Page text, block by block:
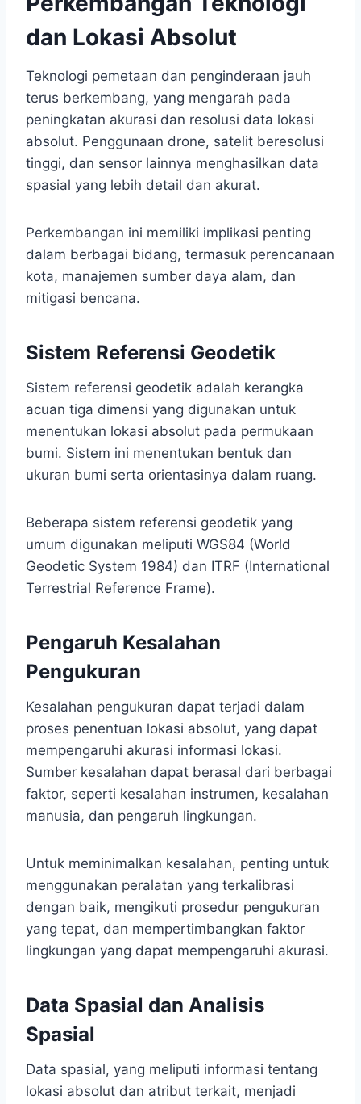
dan Lokasi Absolut
Teknologi pemetaan dan penginderaan jauh
terus berkembang, yang mengarah pada
peningkatan akurasi dan resolusi data lokasi
absolut. Penggunaan drone, satelit beresolusi
tinggi, dan sensor lainnya menghasilkan data
spasial yang lebih detail dan akurat.
Perkembangan ini memiliki implikasi penting
dalam berbagai bidang, termasuk perencanaan
kota, manajemen sumber daya alam, dan
mitigasi bencana.
Sistem Referensi Geodetik
Sistem referensi geodetik adalah kerangka
acuan tiga dimensi yang digunakan untuk
menentukan lokasi absolut pada permukaan
bumi. Sistem ini menentukan bentuk dan
ukuran bumi serta orientasinya dalam ruang.
Beberapa sistem referensi geodetik yang
umum digunakan meliputi WGS84 (World
Geodetic System 1984) dan ITRF (International
Terrestrial Reference Frame).
Pengaruh Kesalahan
Pengukuran
Kesalahan pengukuran dapat terjadi dalam
proses penentuan lokasi absolut, yang dapat
mempengaruhi akurasi informasi lokasi.
Sumber kesalahan dapat berasal dari berbagai
faktor, seperti kesalahan instrumen, kesalahan
manusia, dan pengaruh lingkungan.
Untuk meminimalkan kesalahan, penting untuk
menggunakan peralatan yang terkalibrasi
dengan baik, mengikuti prosedur pengukuran
yang tepat, dan mempertimbangkan faktor
lingkungan yang dapat mempengaruhi akurasi.
Data Spasial dan Analisis
Spasial
Data spasial, yang meliputi informasi tentang
lokasi absolut dan atribut terkait, menjadi